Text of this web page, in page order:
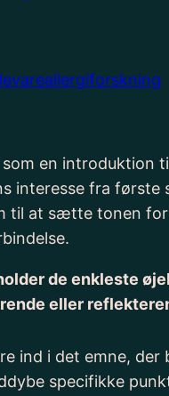
en introduktion
interesse fra
til at sætte tonen
de enkleste
eller
ind i det emne,
specifikke